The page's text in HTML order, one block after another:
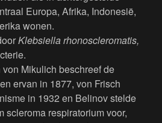
Europa, Afrika, Indonesië,
wonen.
Klebsiella rhonoscleromatis,
Mikulich beschreef de
ervan in 1877, von Frisch
in 1932 en Belinov stelde
scleroma respiratorium voor,